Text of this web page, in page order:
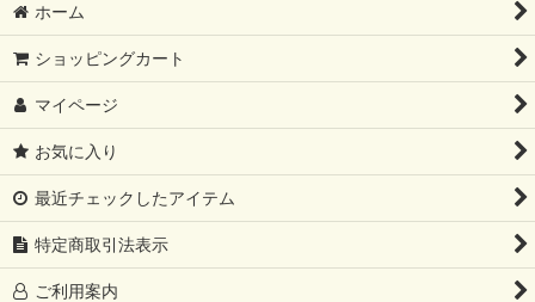
ホーム
ショッピングカート
マイページ
お気に入り
最近チェックしたアイテム
特定商取引法表示
ご利用案内